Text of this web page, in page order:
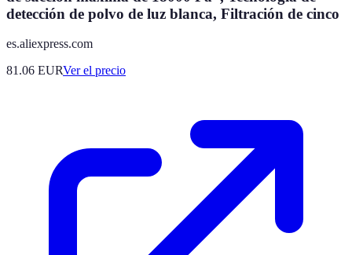
detección de polvo de luz blanca, Filtración de cinco
es.aliexpress.com
81.06 EURVer el precio